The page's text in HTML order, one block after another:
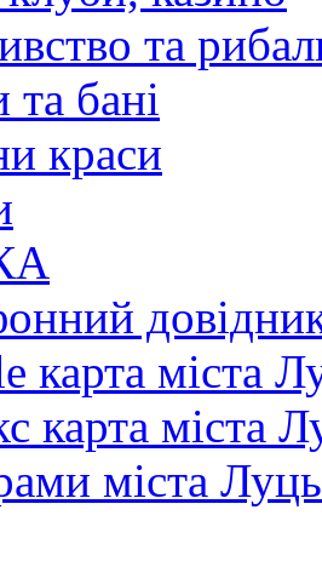
та
бані
краси
карта міста
карта міста
міста